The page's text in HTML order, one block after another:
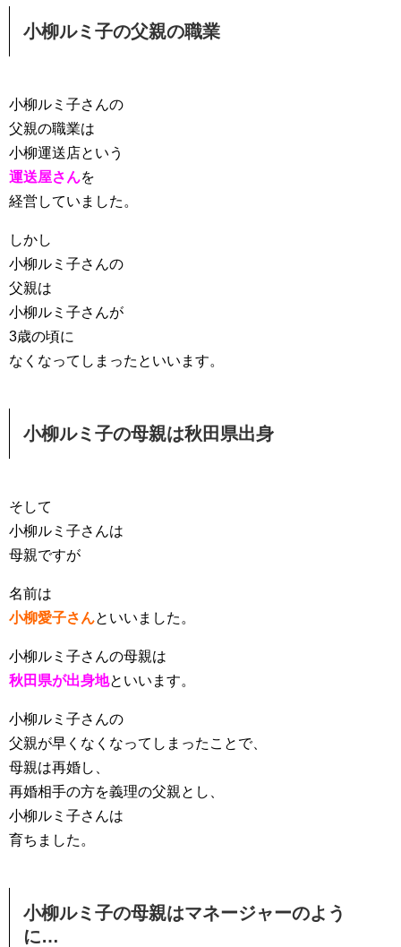
小柳ルミ子の父親の職業
小柳ルミ子さんの
父親の職業は
小柳運送店という
運送屋さんを
経営していました。
しかし
小柳ルミ子さんの
父親は
小柳ルミ子さんが
3歳の頃に
なくなってしまったといいます。
小柳ルミ子の母親は秋田県出身
そして
小柳ルミ子さんは
母親ですが
名前は
小柳愛子さんといいました。
小柳ルミ子さんの母親は
秋田県が出身地といいます。
小柳ルミ子さんの
父親が早くなくなってしまったことで、
母親は再婚し、
再婚相手の方を義理の父親とし、
小柳ルミ子さんは
育ちました。
小柳ルミ子の母親はマネージャーのよう
に…